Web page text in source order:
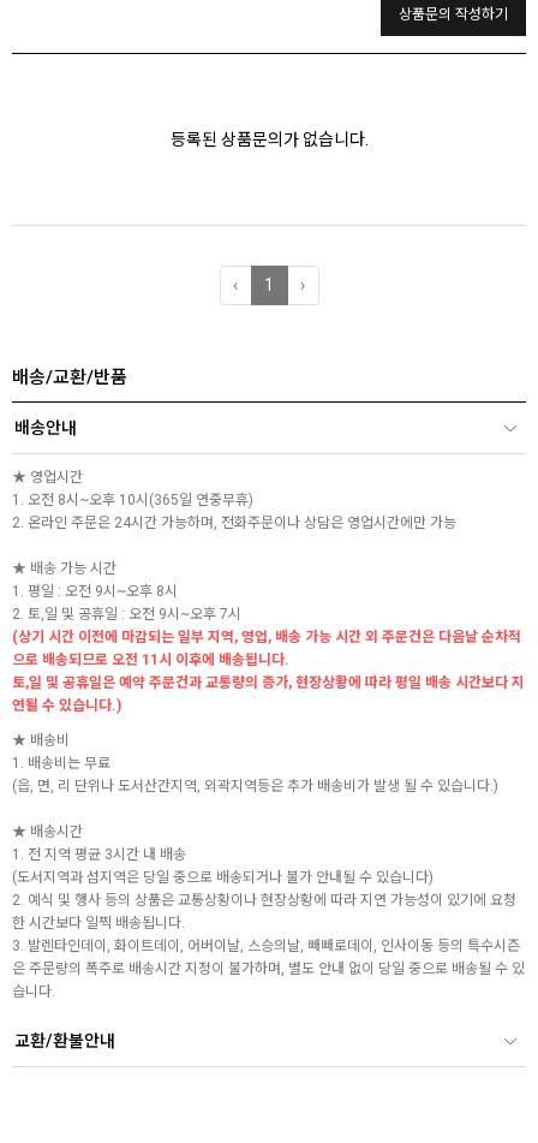
상품문의 작성하기
등록된 상품문의가 없습니다.
‹ 1 ›
배송/교환/반품
배송안내
★ 영업시간
1. 오전 8시~오후 10시(365일 연중무휴)
2. 온라인 주문은 24시간 가능하며, 전화주문이나 상담은 영업시간에만 가능
★ 배송 가능 시간
1. 평일 : 오전 9시~오후 8시
2. 토,일 및 공휴일 : 오전 9시~오후 7시
(상기 시간 이전에 마감되는 일부 지역, 영업, 배송 가능 시간 외 주문건은 다음날 순차적
으로 배송되므로 오전 11시 이후에 배송됩니다.
토,일 및 공휴일은 예약 주문건과 교통량의 증가, 현장상황에 따라 평일 배송 시간보다 지
연될 수 있습니다.)
★ 배송비
1. 배송비는 무료
(읍, 면, 리 단위나 도서산간지역, 외곽지역등은 추가 배송비가 발생 될 수 있습니다.)
★ 배송시간
1. 전 지역 평균 3시간 내 배송
(도서지역과 섬지역은 당일 중으로 배송되거나 불가 안내될 수 있습니다)
2. 예식 및 행사 등의 상품은 교통상황이나 현장상황에 따라 지연 가능성이 있기에 요청
한 시간보다 일찍 배송됩니다.
3. 발렌타인데이, 화이트데이, 어버이날, 스승의날, 빼빼로데이, 인사이동 등의 특수시즌
은 주문량의 폭주로 배송시간 지정이 불가하며, 별도 안내 없이 당일 중으로 배송될 수 있
습니다.
교환/환불안내